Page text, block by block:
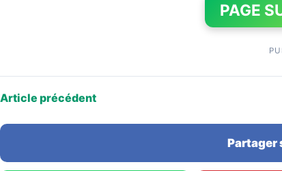
PAGE
Article précédent
Partager